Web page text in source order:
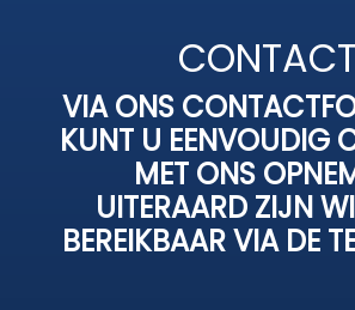
CONTACT
VIA ONS
KUNT U EENVOUDIG
MET ONS
UITERAARD ZIJN
BEREIKBAAR VIA DE